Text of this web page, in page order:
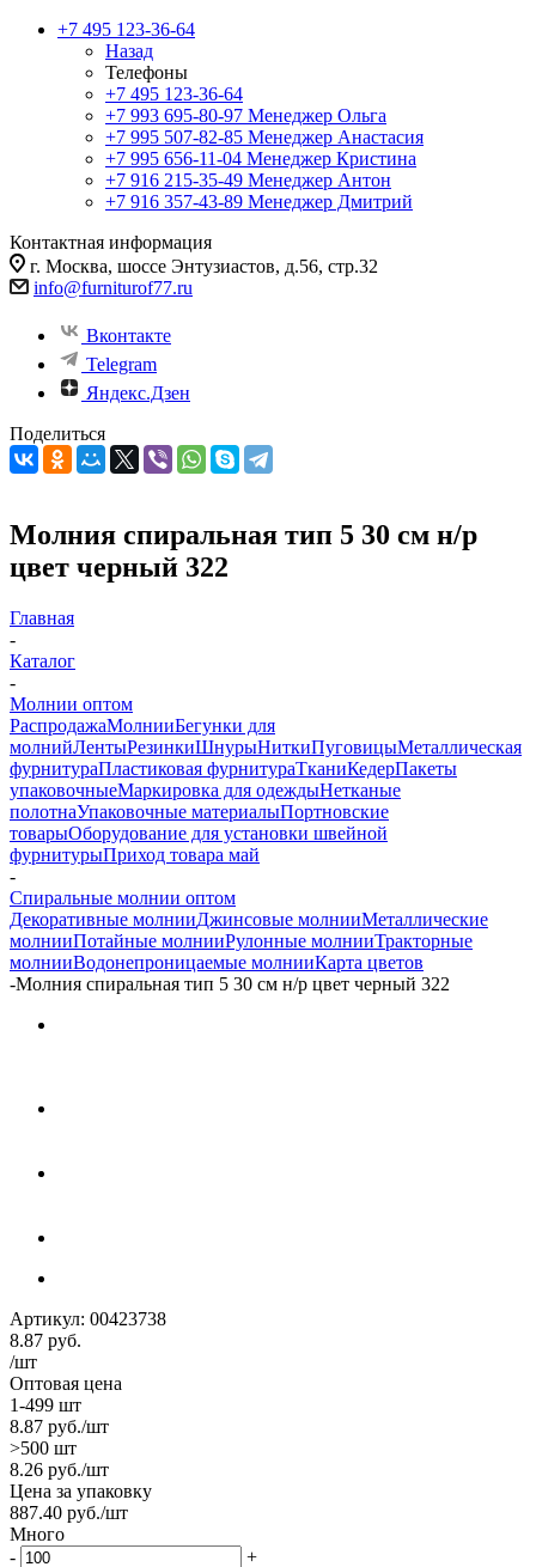
+7 495 123-36-64
Назад
Телефоны
+7 495 123-36-64
+7 993 695-80-97 Менеджер Ольга
+7 995 507-82-85 Менеджер Анастасия
+7 995 656-11-04 Менеджер Кристина
+7 916 215-35-49 Менеджер Антон
+7 916 357-43-89 Менеджер Дмитрий
Контактная информация
г. Москва, шоссе Энтузиастов, д.56, стр.32
info@furniturof77.ru
Вконтакте
Telegram
Яндекс.Дзен
Поделиться
Молния спиральная тип 5 30 см н/р
цвет черный 322
Главная
-
Каталог
-
Молнии оптом
РаспродажаМолнииБегунки для
молнийЛентыРезинкиШнурыНиткиПуговицыМеталлическая
фурнитураПластиковая фурнитураТканиКедерПакеты
упаковочныеМаркировка для одеждыНетканые
полотнаУпаковочные материалыПортновские
товарыОборудование для установки швейной
фурнитурыПриход товара май
-
Спиральные молнии оптом
Декоративные молнииДжинсовые молнииМеталлические
молнииПотайные молнииРулонные молнииТракторные
молнииВодонепроницаемые молнииКарта цветов
-Молния спиральная тип 5 30 см н/р цвет черный 322
Артикул: 00423738
8.87 руб.
/шт
Оптовая цена
1-499 шт
8.87 руб./шт
>500 шт
8.26 руб./шт
Цена за упаковку
887.40 руб./шт
Много
-
+